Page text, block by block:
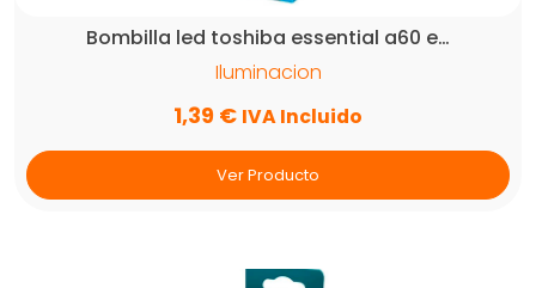
Bombilla led toshiba essential a60 e…
Iluminacion
1,39 € IVA Incluido
Ver Producto